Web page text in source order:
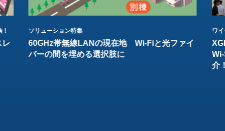
レ
ソリューション特集
60GHz帯無線LANの現在地 Wi-Fiと光ファイ
バーの間を埋める選択肢に
ワ
介